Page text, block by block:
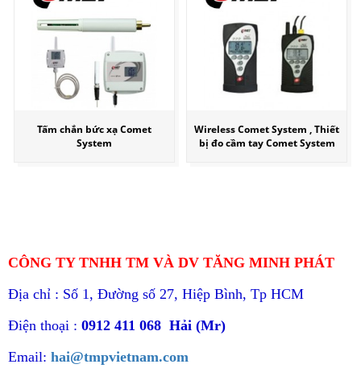
Tấm chắn bức xạ Comet
System
Wireless Comet System , Thiết
bị đo cầm tay Comet System
CÔNG TY TNHH TM VÀ DV TĂNG MINH PHÁT
Địa chỉ : Số 1, Đường số 27, Hiệp Bình, Tp HCM
Điện thoại : 0912 411 068 Hải (Mr)
Email: hai@tmpvietnam.com